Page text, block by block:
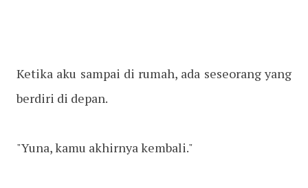
Ketika aku sampai di rumah, ada seseorang yang
berdiri di depan.
"Yuna, kamu akhirnya kembali."